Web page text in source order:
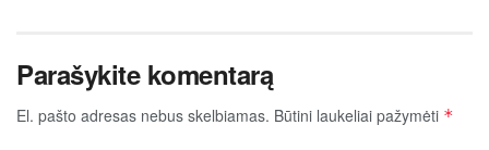
Parašykite komentarą
El. pašto adresas nebus skelbiamas. Būtini laukeliai pažymėti *